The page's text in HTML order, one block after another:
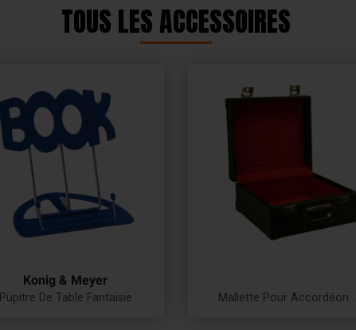
TOUS LES ACCESSOIRES
Konig & Meyer
Pupitre De Table Fantaisie Mallette Pour Accordéon...